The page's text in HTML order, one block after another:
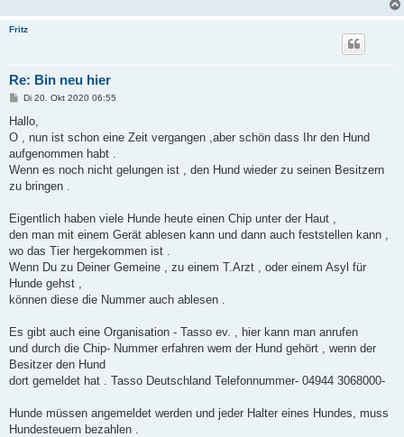
Fritz
Re: Bin neu hier
B
i
a
Di 20. Okt 2020 06:55
Hallo,
O , nun ist schon eine Zeit vergangen ,aber schön dass Ihr den Hund
aufgenommen habt .
Wenn es noch nicht gelungen ist , den Hund wieder zu seinen Besitzern
zu bringen .
Eigentlich haben viele Hunde heute einen Chip unter der Haut ,
den man mit einem Gerät ablesen kann und dann auch feststellen kann ,
wo das Tier hergekommen ist .
Wenn Du zu Deiner Gemeine , zu einem T.Arzt , oder einem Asyl für
Hunde gehst ,
können diese die Nummer auch ablesen .
Es gibt auch eine Organisation - Tasso ev. , hier kann man anrufen
und durch die Chip- Nummer erfahren wem der Hund gehört , wenn der
Besitzer den Hund
dort gemeldet hat . Tasso Deutschland Telefonnummer- 04944 3068000-
Hunde müssen angemeldet werden und jeder Halter eines Hundes, muss
Hundesteuern bezahlen .